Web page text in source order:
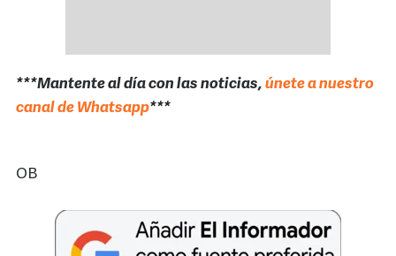
***Mantente al día con las noticias, únete a nuestro
canal de Whatsapp***
OB